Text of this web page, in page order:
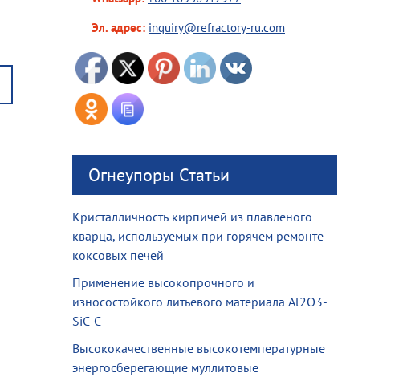
Эл. адрес: inquiry@refractory-ru.com
Огнеупоры Статьи
Кристалличность кирпичей из плавленого
кварца, используемых при горячем ремонте
коксовых печей
Применение высокопрочного и
износостойкого литьевого материала Al2O3-
SiC-C
Высококачественные высокотемпературные
энергосберегающие муллитовые